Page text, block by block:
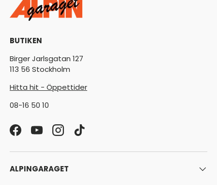
BUTIKEN
Birger Jarlsgatan 127
113 56 Stockholm
Hitta hit - Öppettider
08-16 50 10
FacebookYouTubeInstagram
TikTok
ALPINGARAGET